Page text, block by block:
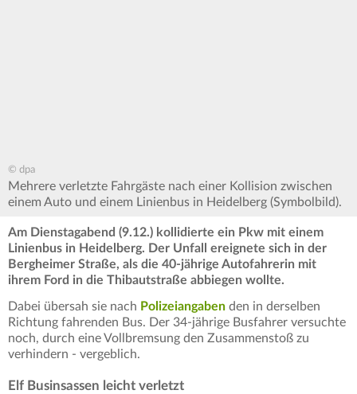
© dpa
Mehrere verletzte Fahrgäste nach einer Kollision zwischen
einem Auto und einem Linienbus in Heidelberg (Symbolbild).
Am Dienstagabend (9.12.) kollidierte ein Pkw mit einem
Linienbus in Heidelberg. Der Unfall ereignete sich in der
Bergheimer Straße, als die 40-jährige Autofahrerin mit
ihrem Ford in die Thibautstraße abbiegen wollte.
Dabei übersah sie nach Polizeiangaben den in derselben
Richtung fahrenden Bus. Der 34-jährige Busfahrer versuchte
noch, durch eine Vollbremsung den Zusammenstoß zu
verhindern - vergeblich.
Elf Businsassen leicht verletzt